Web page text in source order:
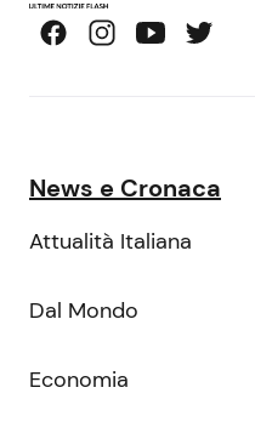
News e Cronaca
Attualità Italiana
Dal Mondo
Economia